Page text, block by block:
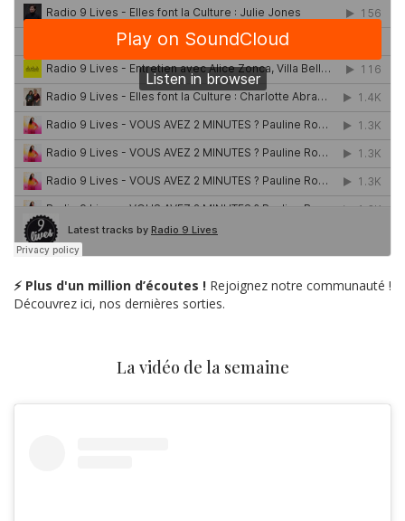
⚡ Plus d'un million d’écoutes ! Rejoignez notre communauté !
Découvrez ici, nos dernières sorties.
La vidéo de la semaine